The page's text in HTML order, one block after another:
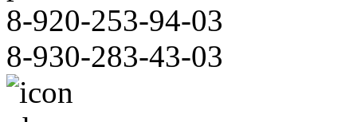
8-920-253-94-03
8-930-283-43-03